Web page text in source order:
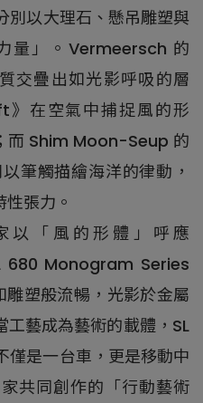
以大理石、懸吊雕塑與
量」。Vermeersch 的
交疊出如光影呼吸的層
》在空氣中捕捉風的形
而 Shim Moon-Seup 的
筆觸描繪海洋的律動，
張力。
以「風的形體」呼應
Monogram Series
塑般流暢，光影於金屬
藝成為藝術的載體，SL
是一台車，更是移動中
共同創作的「行動藝術